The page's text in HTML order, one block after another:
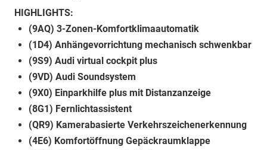
HIGHLIGHTS:
(9AQ) 3-Zonen-Komfortklimaautomatik
(1D4) Anhängevorrichtung mechanisch schwenkbar
(9S9) Audi virtual cockpit plus
(9VD) Audi Soundsystem
(9X0) Einparkhilfe plus mit Distanzanzeige
(8G1) Fernlichtassistent
(QR9) Kamerabasierte Verkehrszeichenerkennung
(4E6) Komfortöffnung Gepäckraumklappe